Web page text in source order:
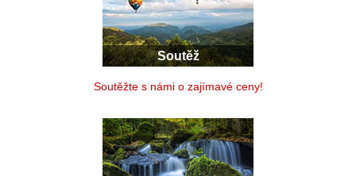
Soutěž
Soutěžte s námi o zajímavé ceny!